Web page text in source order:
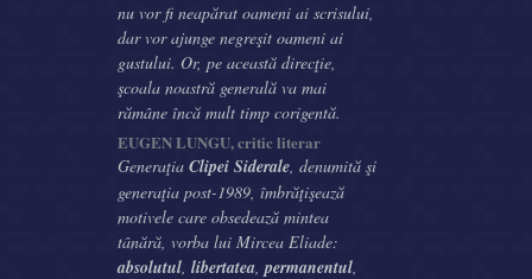
nu vor fi neapărat oameni ai scrisului,
dar vor ajunge negreşit oameni ai
gustului. Or, pe această direcţie,
şcoala noastră generală va mai
rămâne încă mult timp corigentă.
EUGEN LUNGU, critic literar
Generaţia Clipei Siderale, denumită şi
generaţia post-1989, îmbrăţişează
motivele care obsedează mintea
tânără, vorba lui Mircea Eliade:
absolutul, libertatea,permanentul,